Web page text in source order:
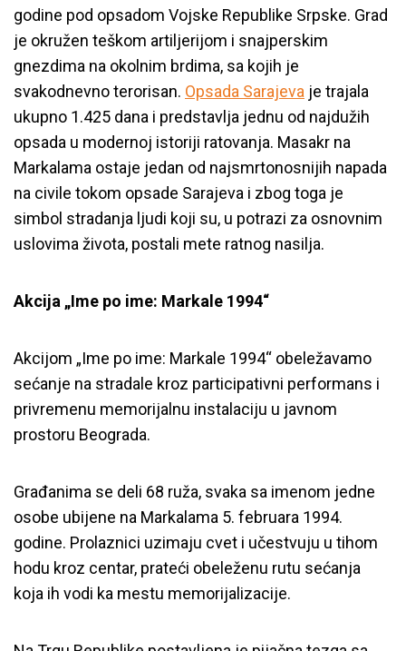
godine pod opsadom Vojske Republike Srpske. Grad
je okružen teškom artiljerijom i snajperskim
gnezdima na okolnim brdima, sa kojih je
svakodnevno terorisan. Opsada Sarajeva je trajala
ukupno 1.425 dana i predstavlja jednu od najdužih
opsada u modernoj istoriji ratovanja. Masakr na
Markalama ostaje jedan od najsmrtonosnijih napada
na civile tokom opsade Sarajeva i zbog toga je
simbol stradanja ljudi koji su, u potrazi za osnovnim
uslovima života, postali mete ratnog nasilja.
Akcija „Ime po ime: Markale 1994“
Akcijom „Ime po ime: Markale 1994“ obeležavamo
sećanje na stradale kroz participativni performans i
privremenu memorijalnu instalaciju u javnom
prostoru Beograda.
Građanima se deli 68 ruža, svaka sa imenom jedne
osobe ubijene na Markalama 5. februara 1994.
godine. Prolaznici uzimaju cvet i učestvuju u tihom
hodu kroz centar, prateći obeleženu rutu sećanja
koja ih vodi ka mestu memorijalizacije.